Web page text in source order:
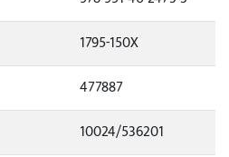
1795-150X
477887
10024/536201